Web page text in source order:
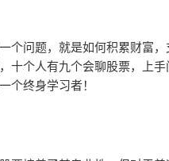
个问题，就是如何积累财富
十个人有九个会聊股票，上
个终身学习者！